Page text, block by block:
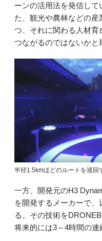
ーンの活用法を発信して
た、観光や農林などの
つ、それに関わる人材育
つながるのではないかと
半径1.5kmほどのルートを巡回
一方、開発元のH3
を開発するメーカーで
る。その技術を
将来的には3～4時間の連